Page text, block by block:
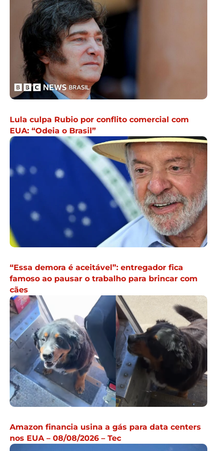
Lula culpa Rubio por conflito comercial com
EUA: “Odeia o Brasil”
“Essa demora é aceitável”: entregador fica
famoso ao pausar o trabalho para brincar com
cães
Amazon financia usina a gás para data centers
nos EUA – 08/08/2026 – Tec